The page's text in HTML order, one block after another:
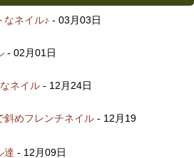
なネイル♪ - 03月03日
- 02月01日
ネイル - 12月24日
斜めフレンチネイル - 12月19
達 - 12月09日